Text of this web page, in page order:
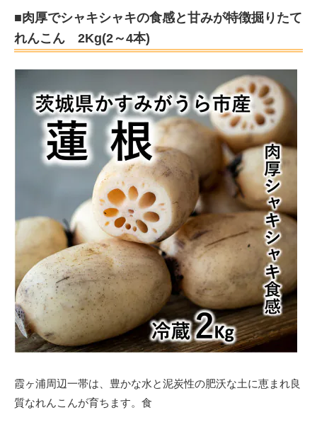
■肉厚でシャキシャキの食感と甘みが特徴掘りたて
れんこん 2Kg(2～4本)
霞ヶ浦周辺一帯は、豊かな水と泥炭性の肥沃な土に恵まれ良
質なれんこんが育ちます。食